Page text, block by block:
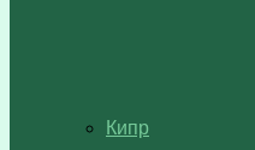
Кипр